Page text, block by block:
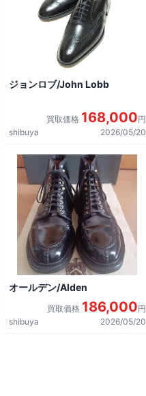
ジョンロブ/John Lobb
買取価格 168,000円
shibuya
2026/05/20
オールデン/Alden
買取価格 186,000円
shibuya
2026/05/20